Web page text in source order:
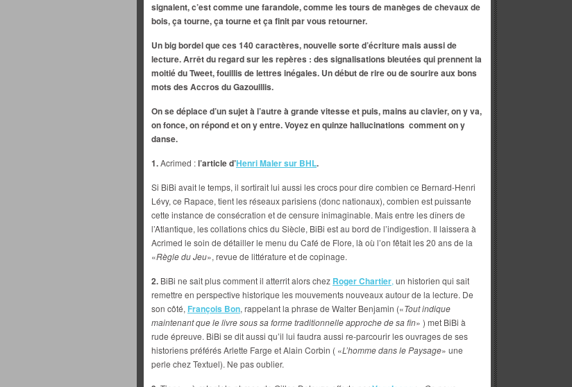
signalent, c’est comme une farandole, comme les tours de manèges de chevaux de
bois, ça tourne, ça tourne et ça finit par vous retourner.
Un big bordel que ces 140 caractères, nouvelle sorte d’écriture mais aussi de
lecture. Arrêt du regard sur les repères : des signalisations bleutées qui prennent la
moitié du Tweet, fouillis de lettres inégales. Un début de rire ou de sourire aux bons
mots des Accros du Gazouillis.
On se déplace d’un sujet à l’autre à grande vitesse et puis, mains au clavier, on y va,
on fonce, on répond et on y entre. Voyez en quinze hallucinations comment on y
danse.
1.Acrimed :l’article d’Henri Maler sur BHL.
Si BiBi avait le temps, il sortirait lui aussi les crocs pour dire combien ce Bernard-Henri
Lévy, ce Rapace, tient les réseaux parisiens (donc nationaux), combien est puissante
cette instance de consécration et de censure inimaginable. Mais entre les dîners de
l’Atlantique, les collations chics du Siècle, BiBi est au bord de l’indigestion. Il laissera à
Acrimed le soin de détailler le menu du Café de Flore, là où l’on fêtait les 20 ans de la
«Règle du Jeu», revue de littérature et de copinage.
2. BiBi ne sait plus comment il atterrit alors chez Roger Chartier, un historien qui sait
remettre en perspective historique les mouvements nouveaux autour de la lecture. De
son côté, François Bon, rappelant la phrase de Walter Benjamin («Tout indique
maintenant que le livre sous sa forme traditionnelle approche de sa fin» ) met BiBi à
rude épreuve. BiBi se dit aussi qu’il lui faudra aussi re-parcourir les ouvrages de ses
historiens préférés Arlette Farge et Alain Corbin ( «L’homme dans le Paysage» une
perle chez Textuel). Ne pas oublier.